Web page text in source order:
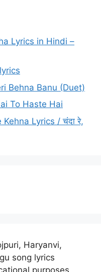
Lyrics in Hindi –
Behna Banu (Duet)
To Haste Hai
Lyrics / चंदा रे,
Haryanvi,
song lyrics
purposes